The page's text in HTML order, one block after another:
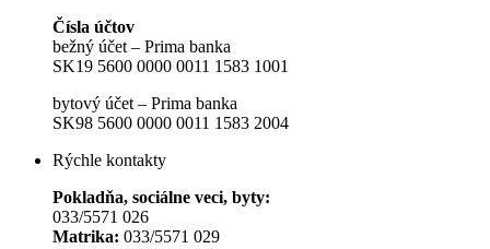
Čísla účtov
bežný účet – Prima banka
SK19 5600 0000 0011 1583 1001
bytový účet – Prima banka
SK98 5600 0000 0011 1583 2004
Rýchle kontakty
Pokladňa, sociálne veci, byty:
033/5571 026
Matrika: 033/5571 029